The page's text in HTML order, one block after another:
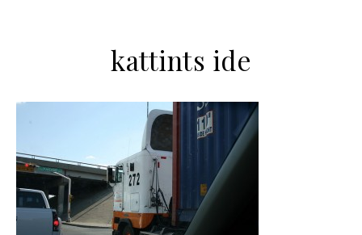
kattints ide